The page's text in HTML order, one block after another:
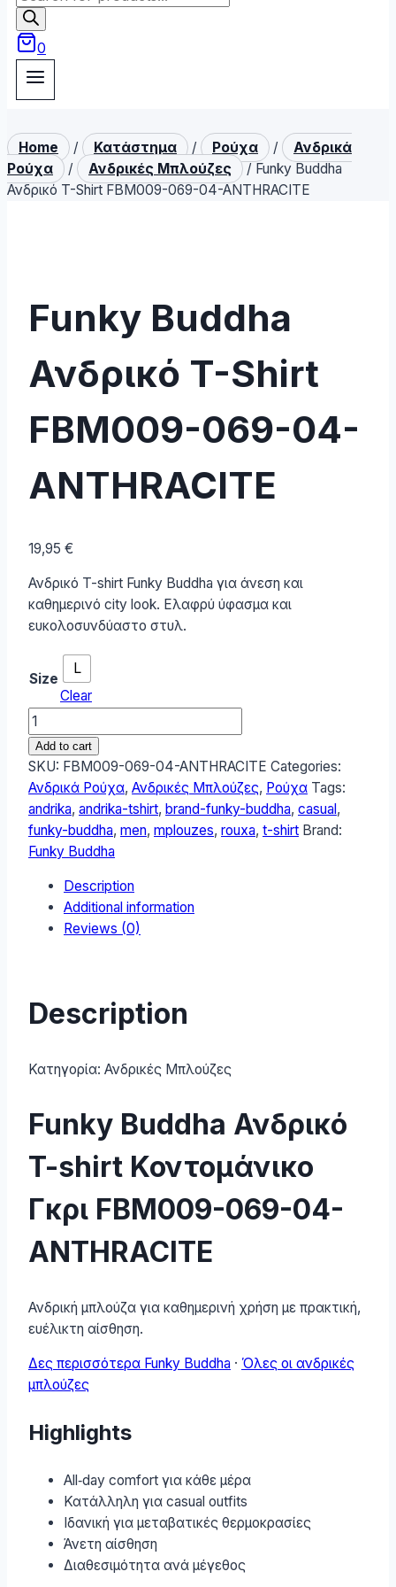
search
0
Home / Κατάστημα / Ρούχα /
Ανδρικά
Ρούχα
/ Ανδρικές Μπλούζες / Funky Buddha
Ανδρικό T-Shirt FBM009-069-04-ANTHRACITE
Funky Buddha
Ανδρικό T-Shirt
FBM009-069-04-
ANTHRACITE
19,95 €
Ανδρικό T-shirt Funky Buddha για άνεση και
καθημερινό city look. Ελαφρύ ύφασμα και
ευκολοσυνδύαστο στυλ.
Size
L
Clear
Funky
Buddha
Ανδρικό
T-
Shirt
FBM009-
069-
ANTHRACITE
quantity
Add to cart
SKU: FBM009-069-04-ANTHRACITE Categories:
Ανδρικά Ρούχα, Ανδρικές Μπλούζες, Ρούχα Tags:
andrika, andrika-tshirt, brand-funky-buddha, casual,
funky-buddha, men, mplouzes, rouxa, t-shirt Brand:
Funky Buddha
Description
Additional information
Reviews (0)
Description
Κατηγορία: Ανδρικές Μπλούζες
Funky Buddha Ανδρικό
T-shirt Κοντομάνικο
Γκρι FBM009-069-04-
ANTHRACITE
Ανδρική μπλούζα για καθημερινή χρήση με πρακτική,
ευέλικτη αίσθηση.
Δες περισσότερα Funky Buddha · Όλες οι ανδρικές
μπλούζες
Highlights
All‑day comfort για κάθε μέρα
Κατάλληλη για casual outfits
Ιδανική για μεταβατικές θερμοκρασίες
Άνετη αίσθηση
Διαθεσιμότητα ανά μέγεθος